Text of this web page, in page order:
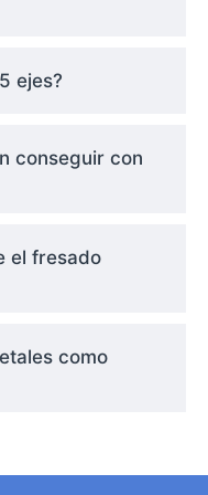
o superior
materiales:
ejes?
conseguir con
el fresado
como